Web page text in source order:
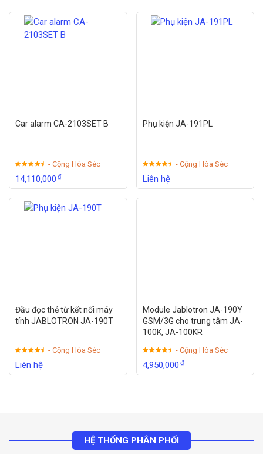
Car alarm CA-2103SET B
- Cộng Hòa Séc
14,110,000₫
Phụ kiện JA-191PL
- Cộng Hòa Séc
Liên hệ
Đầu đọc thẻ từ kết nối máy
tính JABLOTRON JA-190T
- Cộng Hòa Séc
Liên hệ
Module Jablotron JA-190Y
GSM/3G cho trung tâm JA-
100K, JA-100KR
- Cộng Hòa Séc
4,950,000₫
HỆ THỐNG PHÂN PHỐI